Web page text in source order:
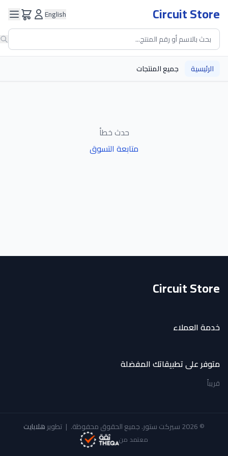
Circuit Store
English
الرئيسية جميع المنتجات
حدث خطأ
متابعة التسوق
Circuit Store
خدمة العملاء
متوفر على تطبيقاتك المفضلة
قريباً
© 2026 سيركت ستور. جميع الحقوق محفوظة. | تطويرهلابايت
معتمد من